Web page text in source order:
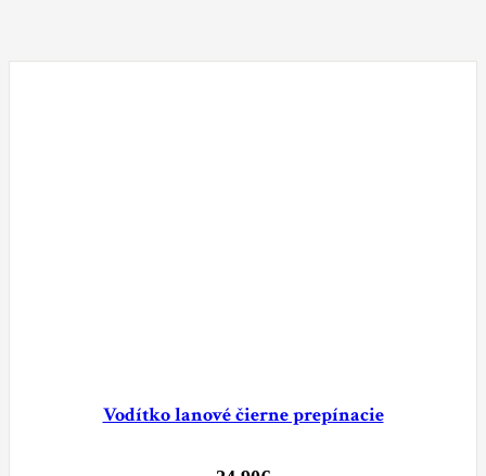
Vodítko lanové čierne prepínacie